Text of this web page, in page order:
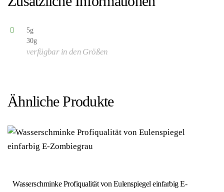
5g
30g
verfügbar in den Größen
Ähnliche Produkte
Wasserschminke Profiqualität von Eulenspiegel einfarbig E-